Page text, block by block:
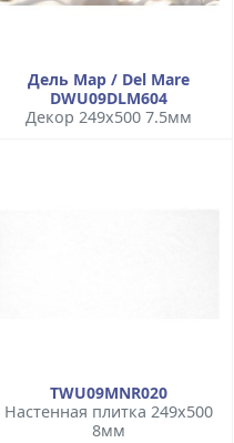
Дель Мар / Del Mare
DWU09DLM604
Декор 249x500 7.5мм
TWU09MNR020
Настенная плитка 249x500
8мм